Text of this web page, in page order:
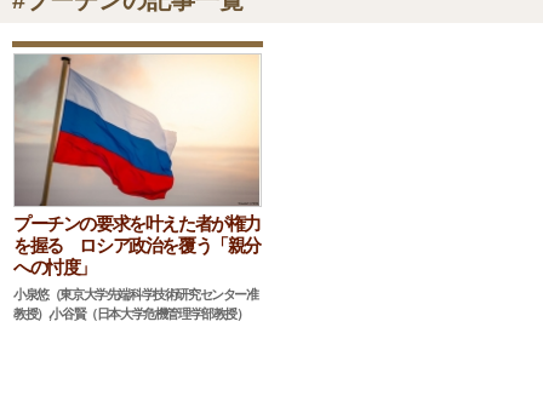
プーチンの要求を叶えた者が権力
を握る ロシア政治を覆う「親分
への忖度」
小泉悠（東京大学先端科学技術研究センター准
教授）,小谷賢（日本大学危機管理学部教授）